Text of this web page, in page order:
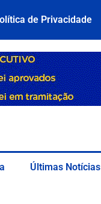
de Privacidade
Últimas Notícias